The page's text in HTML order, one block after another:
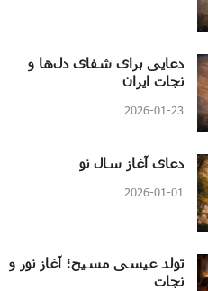
دعایی برای شفای دل‌ها و
نجات ایران
2026-01-23
دعای آغاز سال نو
2026-01-01
تولد عیسی مسیح؛ آغاز نور و
نجات